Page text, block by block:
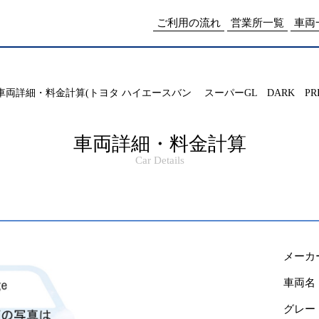
drpnw/netwankun.com/public_html/include/access_log.php on
ご利用の流れ 営業所一覧 車両
両詳細・料金計算(トヨタ ハイエースバン スーパーGL DARK
車両詳細・料金計算
Car Details
メーカ
車両
グレー